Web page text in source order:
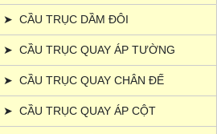
➤ CẦU TRỤC DẦM ĐÔI
➤ CẦU TRỤC QUAY ÁP TƯỜNG
➤ CẦU TRỤC QUAY CHÂN ĐẾ
➤ CẦU TRỤC QUAY ÁP CỘT